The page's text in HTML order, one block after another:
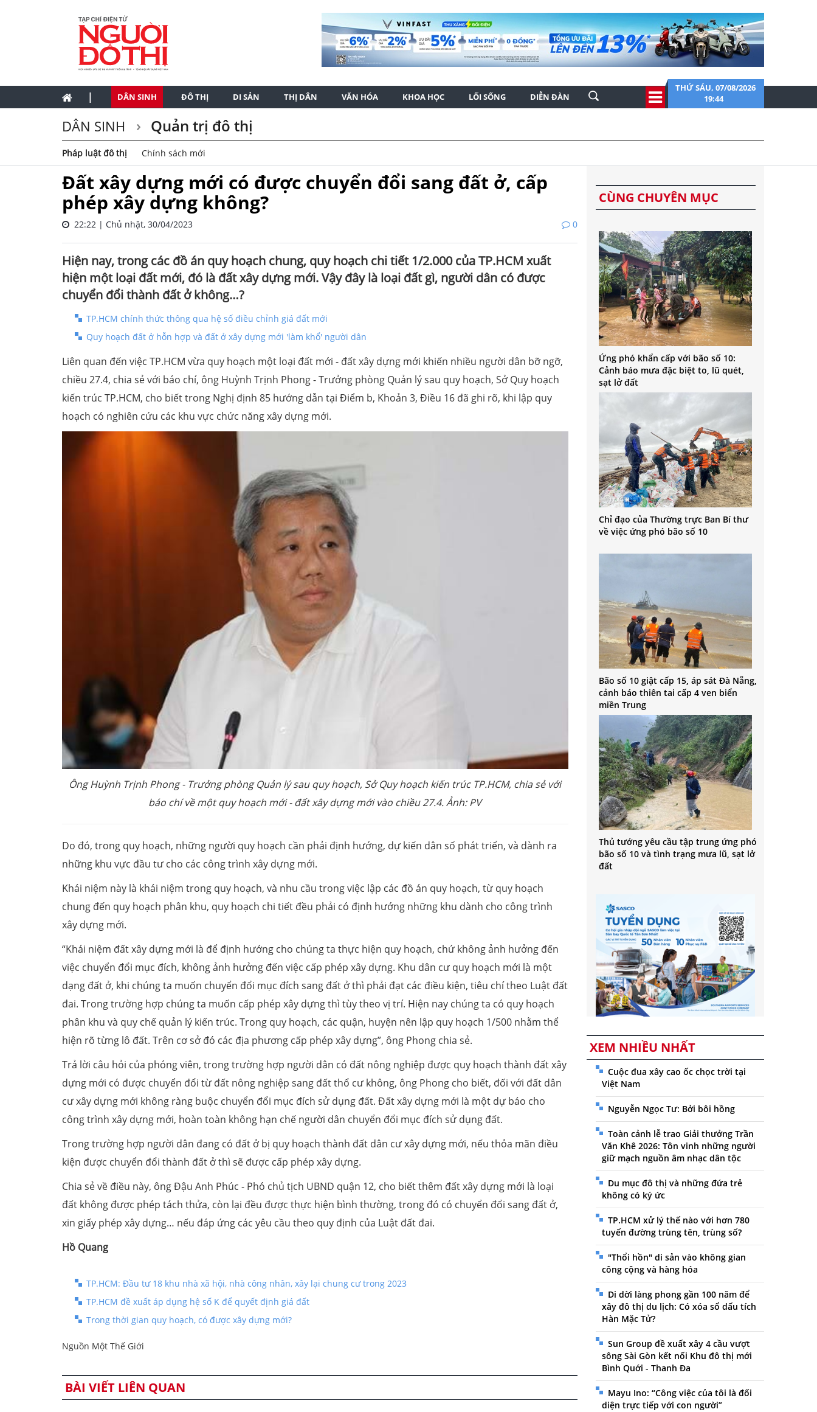
| DÂN SINH ĐÔ THỊ DI SẢN THỊ DÂN VĂN HÓA KHOA HỌC LỐI SỐNG DIỄN ĐÀN
THỨ SÁU, 07/08/2026
19:44
DÂN SINH Quản trị đô thị
Pháp luật đô thị Chính sách mới
Đất xây dựng mới có được chuyển đổi sang đất ở, cấp
phép xây dựng không?
22:22 | Chủ nhật, 30/04/2023 0
Hiện nay, trong các đồ án quy hoạch chung, quy hoạch chi tiết 1/2.000 của TP.HCM xuất
hiện một loại đất mới, đó là đất xây dựng mới. Vậy đây là loại đất gì, người dân có được
chuyển đổi thành đất ở không…?
TP.HCM chính thức thông qua hệ số điều chỉnh giá đất mới
Quy hoạch đất ở hỗn hợp và đất ở xây dựng mới 'làm khổ' người dân
Liên quan đến việc TP.HCM vừa quy hoạch một loại đất mới - đất xây dựng mới khiến nhiều người dân bỡ ngỡ,
chiều 27.4, chia sẻ với báo chí, ông Huỳnh Trịnh Phong - Trưởng phòng Quản lý sau quy hoạch, Sở Quy hoạch
kiến trúc TP.HCM, cho biết trong Nghị định 85 hướng dẫn tại Điểm b, Khoản 3, Điều 16 đã ghi rõ, khi lập quy
hoạch có nghiên cứu các khu vực chức năng xây dựng mới.
Ông Huỳnh Trịnh Phong - Trưởng phòng Quản lý sau quy hoạch, Sở Quy hoạch kiến trúc TP.HCM, chia sẻ với
báo chí về một quy hoạch mới - đất xây dựng mới vào chiều 27.4. Ảnh: PV
Do đó, trong quy hoạch, những người quy hoạch cần phải định hướng, dự kiến dân số phát triển, và dành ra
những khu vực đầu tư cho các công trình xây dựng mới.
Khái niệm này là khái niệm trong quy hoạch, và nhu cầu trong việc lập các đồ án quy hoạch, từ quy hoạch
chung đến quy hoạch phân khu, quy hoạch chi tiết đều phải có định hướng những khu dành cho công trình
xây dựng mới.
“Khái niệm đất xây dựng mới là để định hướng cho chúng ta thực hiện quy hoạch, chứ không ảnh hưởng đến
việc chuyển đổi mục đích, không ảnh hưởng đến việc cấp phép xây dựng. Khu dân cư quy hoạch mới là một
dạng đất ở, khi chúng ta muốn chuyển đổi mục đích sang đất ở thì phải đạt các điều kiện, tiêu chí theo Luật đất
đai. Trong trường hợp chúng ta muốn cấp phép xây dựng thì tùy theo vị trí. Hiện nay chúng ta có quy hoạch
phân khu và quy chế quản lý kiến trúc. Trong quy hoạch, các quận, huyện nên lập quy hoạch 1/500 nhằm thể
hiện rõ từng lô đất. Trên cơ sở đó các địa phương cấp phép xây dựng”, ông Phong chia sẻ.
Trả lời câu hỏi của phóng viên, trong trường hợp người dân có đất nông nghiệp được quy hoạch thành đất xây
dựng mới có được chuyển đổi từ đất nông nghiệp sang đất thổ cư không, ông Phong cho biết, đối với đất dân
cư xây dựng mới không ràng buộc chuyển đổi mục đích sử dụng đất. Đất xây dựng mới là một dự báo cho
công trình xây dựng mới, hoàn toàn không hạn chế người dân chuyển đổi mục đích sử dụng đất.
Trong trường hợp người dân đang có đất ở bị quy hoạch thành đất dân cư xây dựng mới, nếu thỏa mãn điều
kiện được chuyển đổi thành đất ở thì sẽ được cấp phép xây dựng.
Chia sẻ về điều này, ông Đậu Anh Phúc - Phó chủ tịch UBND quận 12, cho biết thêm đất xây dựng mới là loại
đất không được phép tách thửa, còn lại đều được thực hiện bình thường, trong đó có chuyển đổi sang đất ở,
xin giấy phép xây dựng… nếu đáp ứng các yêu cầu theo quy định của Luật đất đai.
Hồ Quang
TP.HCM: Đầu tư 18 khu nhà xã hội, nhà công nhân, xây lại chung cư trong 2023
TP.HCM đề xuất áp dụng hệ số K để quyết định giá đất
Trong thời gian quy hoạch, có được xây dựng mới?
Nguồn Một Thế Giới
BÀI VIẾT LIÊN QUAN
CÙNG CHUYÊN MỤC
Ứng phó khẩn cấp với bão số 10:
Cảnh báo mưa đặc biệt to, lũ quét,
sạt lở đất
Chỉ đạo của Thường trực Ban Bí thư
về việc ứng phó bão số 10
Bão số 10 giật cấp 15, áp sát Đà Nẵng,
cảnh báo thiên tai cấp 4 ven biển
miền Trung
Thủ tướng yêu cầu tập trung ứng phó
bão số 10 và tình trạng mưa lũ, sạt lở
đất
XEM NHIỀU NHẤT
Cuộc đua xây cao ốc chọc trời tại
Việt Nam
Nguyễn Ngọc Tư: Bởi bôi hồng
Toàn cảnh lễ trao Giải thưởng Trần
Văn Khê 2026: Tôn vinh những người
giữ mạch nguồn âm nhạc dân tộc
Du mục đô thị và những đứa trẻ
không có ký ức
TP.HCM xử lý thế nào với hơn 780
tuyến đường trùng tên, trùng số?
"Thổi hồn" di sản vào không gian
công cộng và hàng hóa
Di dời làng phong gần 100 năm để
xây đô thị du lịch: Có xóa sổ dấu tích
Hàn Mặc Tử?
Sun Group đề xuất xây 4 cầu vượt
sông Sài Gòn kết nối Khu đô thị mới
Bình Quới - Thanh Đa
Mayu Ino: “Công việc của tôi là đối
diện trực tiếp với con người”